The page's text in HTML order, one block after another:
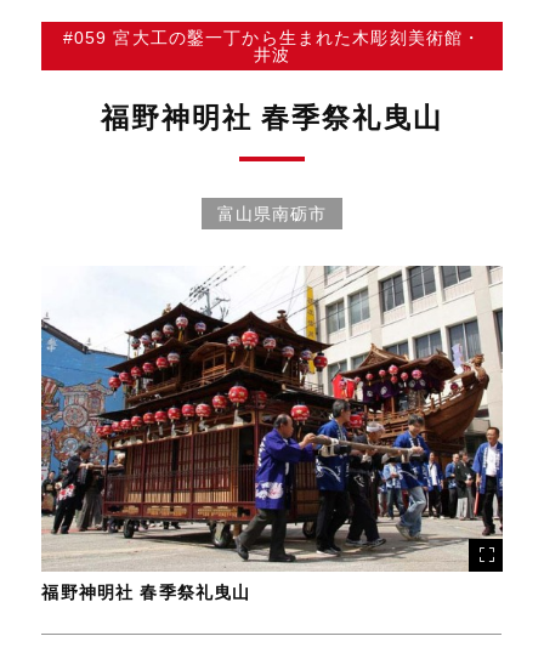
#059 宮大工の鑿一丁から生まれた木彫刻美術館・
井波
福野神明社 春季祭礼曳山
富山県南砺市
福野神明社 春季祭礼曳山